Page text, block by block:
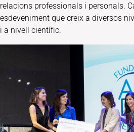
relacions professionals i personals.
esdeveniment que creix a diversos
i a nivell científic.